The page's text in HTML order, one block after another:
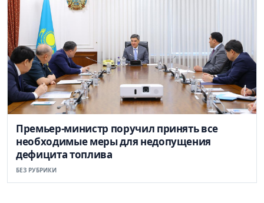
Премьер-министр поручил принять все
необходимые меры для недопущения
дефицита топлива
БЕЗ РУБРИКИ